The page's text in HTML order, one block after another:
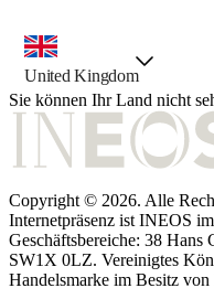
Landesauswahl,
United Kingdom
Sie können Ihr Land nicht
Copyright © 2026. Alle
Internetpräsenz ist INEOS
Geschäftsbereiche: 38
SW1X 0LZ. Vereinigtes
Handelsmarke im Besitz